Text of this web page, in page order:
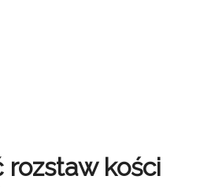
rozstaw kości